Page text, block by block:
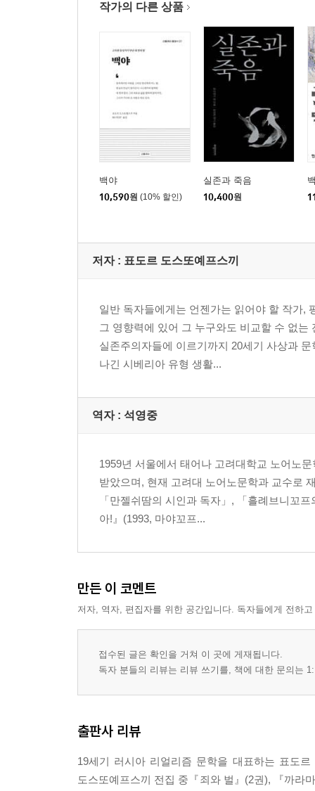
작가의 다른 상품
백야
10,590원 (10% 할인)
실존과 죽음
10,400원
저자 : 표도르 도스또예프스끼
일반 독자들에게는 언젠가는 읽어야 할 작가,
그 영향력에 있어 그 누구와도 비교할 수 없
실존주의자들에 이르기까지 20세기 사상과
나긴 시베리아 유형 생활...
역자 : 석영중
1959년 서울에서 태어나 고려대학교 노어노
받았으며, 현재 고려대 노어노문학과 교수로
「만젤쉬땀의 시인과 독자」, 「흘례브니꼬
아!』(1993, 마야꼬프...
만든 이 코멘트
저자, 역자, 편집자를 위한 공간입니다. 독자들에게 전하
접수된 글은 확인을 거쳐 이 곳에 게재됩니다.
독자 분들의 리뷰는 리뷰 쓰기를, 책에 대한 문의는
출판사 리뷰
19세기 러시아 리얼리즘 문학을 대표하는 표도
도스또예프스끼 전집 중『죄와 벌』(2권), 『까라